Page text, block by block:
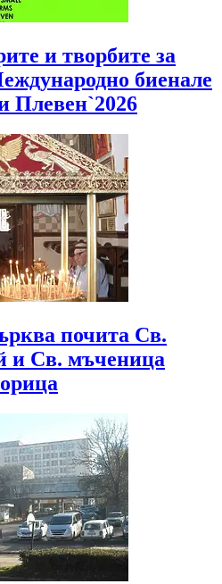
и творбите за
биенале
Плевен`2026
почита Св.
и Св. мъченица